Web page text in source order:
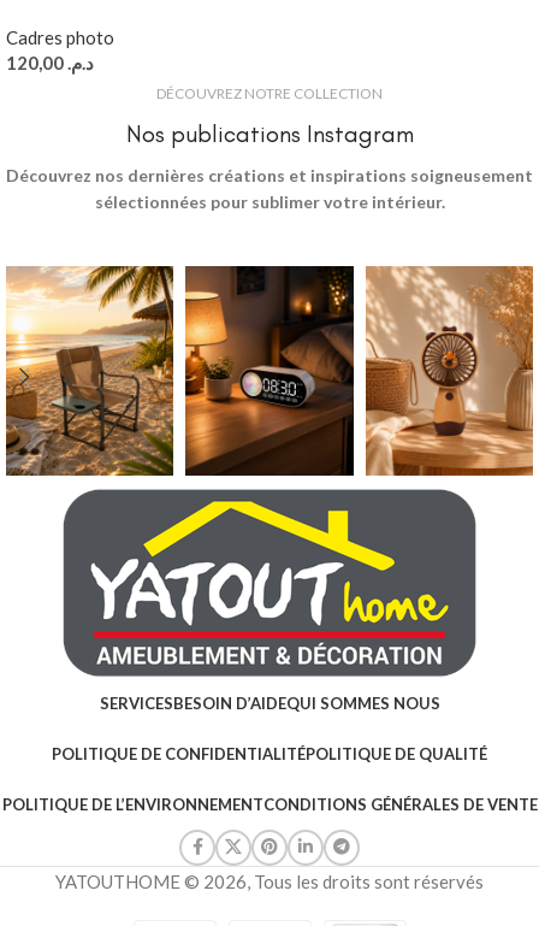
Cadres photo
د.م.
DÉCOUVREZ NOTRE COLLECTION
Nos publications Instagram
Découvrez nos dernières créations et inspirations soigneusement
sélectionnées pour sublimer votre intérieur.
SERVICESBESOIN D’AIDEQUI SOMMES NOUS
POLITIQUE DE CONFIDENTIALITÉPOLITIQUE DE QUALITÉ
POLITIQUE DE L’ENVIRONNEMENTCONDITIONS GÉNÉRALES DE VENTE
YATOUTHOME © 2026, Tous les droits sont réservés